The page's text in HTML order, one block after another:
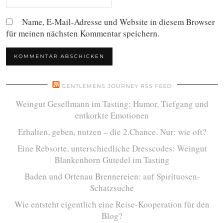
Name, E-Mail-Adresse und Website in diesem Browser
für meinen nächsten Kommentar speichern.
GENTLEMENS JOURNEY RSS FEED
Weingut Gesellmann im Tasting: Humor, Tiefgang und
entkorkte Emotionen
Erhalten, geben, nutzen – die 2.Chance. Nur: wie oft?
Eine Rebsorte, unterschiedliche Dresscodes: Weingut
Blankenhorn Gutedel im Tasting
Baden und Ortenau Brennereien: auf Spirituosen-
Schatzsuche
Wie entsteht eigentlich eine Reise-Kooperation für den
Blog?